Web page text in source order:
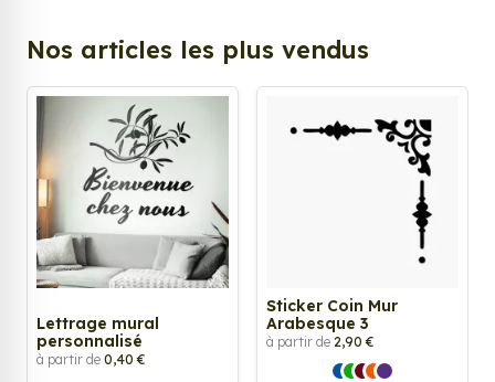
Nos articles les plus vendus
Lettrage mural
personnalisé
à partir de 0,40 €
Sticker Coin Mur
Arabesque 3
à partir de 2,90 €